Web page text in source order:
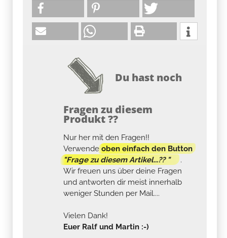
Du hast noch
Fragen zu diesem
Produkt ??
Nur her mit den Fragen!!
Verwendeoben einfach den Button
"Frage zu diesem Artikel...?? "
.
Wir freuen uns über deine Fragen
und antworten dir meist innerhalb
weniger Stunden per Mail....
Vielen Dank!
Euer Ralf und Martin :-)